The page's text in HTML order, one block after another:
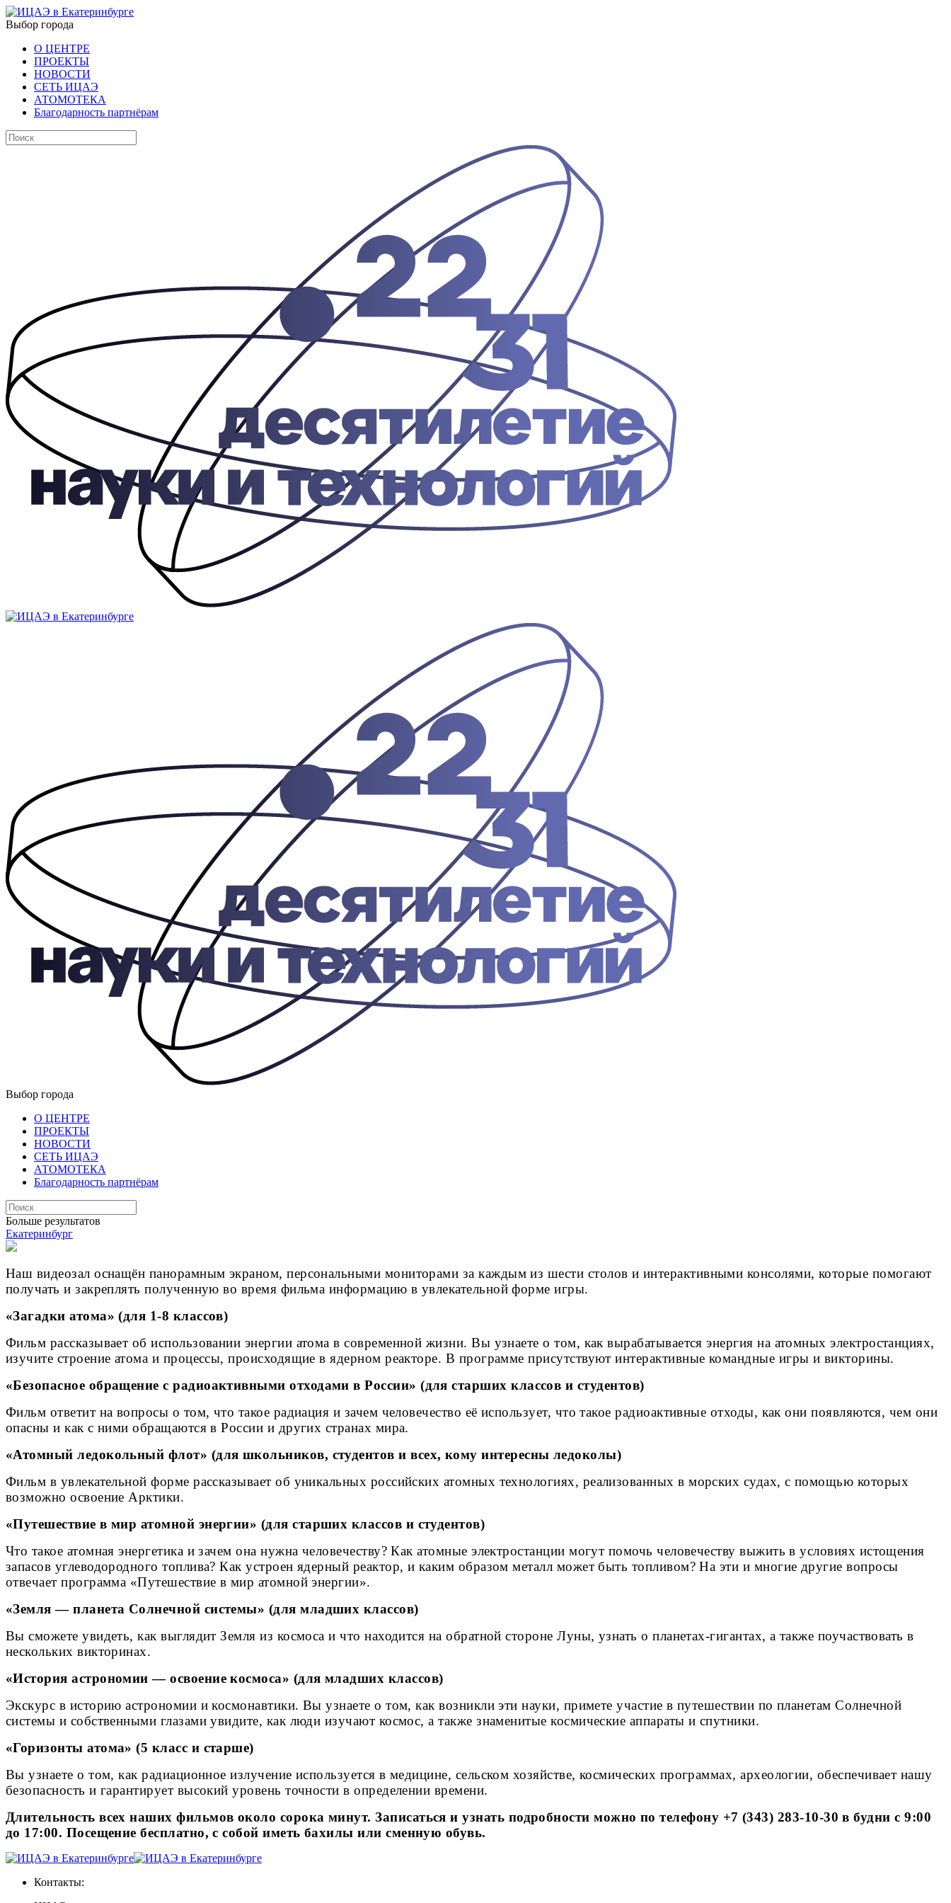
Выбор города
О ЦЕНТРЕ
ПРОЕКТЫ
НОВОСТИ
СЕТЬ ИЦАЭ
АТОМОТЕКА
Благодарность партнёрам
Выбор города
О ЦЕНТРЕ
ПРОЕКТЫ
НОВОСТИ
СЕТЬ ИЦАЭ
АТОМОТЕКА
Благодарность партнёрам
Больше результатов
Екатеринбург
Наш видеозал оснащён панорамным экраном, персональными мониторами за каждым из шести столов и интерактивными консолями, которые помогают
получать и закреплять полученную во время фильма информацию в увлекательной форме игры.
«Загадки атома» (для 1-8 классов)
Фильм рассказывает об использовании энергии атома в современной жизни. Вы узнаете о том, как вырабатывается энергия на атомных электростанциях,
изучите строение атома и процессы, происходящие в ядерном реакторе. В программе присутствуют интерактивные командные игры и викторины.
«Безопасное обращение с радиоактивными отходами в России» (для старших классов и студентов)
Фильм ответит на вопросы о том, что такое радиация и зачем человечество её использует, что такое радиоактивные отходы, как они появляются, чем они
опасны и как с ними обращаются в России и других странах мира.
«Атомный ледокольный флот» (для школьников, студентов и всех, кому интересны ледоколы)
Фильм в увлекательной форме рассказывает об уникальных российских атомных технологиях, реализованных в морских судах, с помощью которых
возможно освоение Арктики.
«Путешествие в мир атомной энергии» (для старших классов и студентов)
Что такое атомная энергетика и зачем она нужна человечеству? Как атомные электростанции могут помочь человечеству выжить в условиях истощения
запасов углеводородного топлива? Как устроен ядерный реактор, и каким образом металл может быть топливом? На эти и многие другие вопросы
отвечает программа «Путешествие в мир атомной энергии».
«Земля — планета Солнечной системы» (длямладших классов)
Вы сможете увидеть, как выглядит Земля из космоса и что находится на обратной стороне Луны, узнать о планетах-гигантах, а также поучаствовать в
нескольких викторинах.
«История астрономии — освоение космоса» (для младших классов)
Экскурс в историю астрономии и космонавтики. Вы узнаете о том, как возникли эти науки, примете участие в путешествии по планетам Солнечной
системы и собственными глазами увидите, как люди изучают космос, а также знаменитые космические аппараты и спутники.
«Горизонты атома» (5 класс и старше)
Вы узнаете о том, как радиационное излучение используется в медицине, сельском хозяйстве, космических программах, археологии, обеспечивает нашу
безопасность и гарантирует высокий уровень точности в определении времени.
Длительность всех наших фильмов около сорока минут. Записаться и узнать подробности можно по телефону +7 (343) 283-10-30 в будни с 9:00
до 17:00. Посещение бесплатно, с собой иметь бахилы или сменную обувь.
Контакты: